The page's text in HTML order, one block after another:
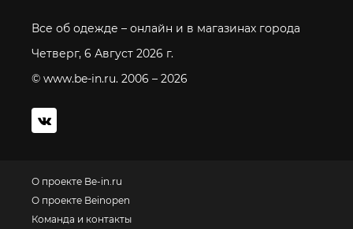
Все об одежде – онлайн и в магазинах города
Четверг, 6 Август 2026 г.
© www.be-in.ru. 2006 – 2026
О проекте Be-in.ru
О проекте Beinopen
Команда и контакты